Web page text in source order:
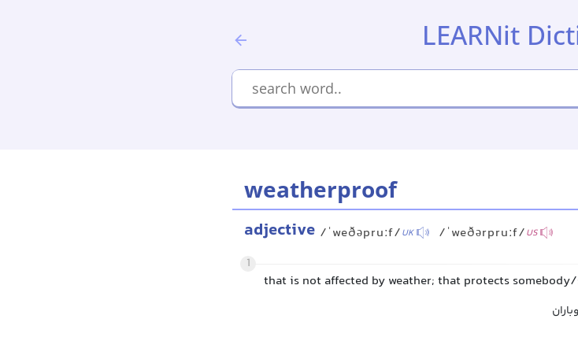
LEARNit
weatherproof
adjective /ˈweðəpruːf/UK /ˈweðərpruːf/US
1
that is not affected by weather; that protects